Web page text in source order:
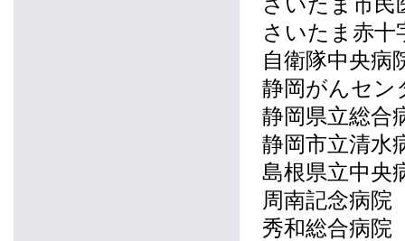
さいたま赤十
自衛隊中央
静岡がんセン
静岡県立総
静岡市立清
島根県立中
周南記念病
秀和総合病